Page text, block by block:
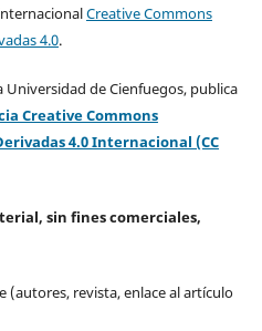
Creative Commons
4.0.
de Cienfuegos, publica
Creative Commons
4.0 Internacional (CC
sin fines comerciales,
(autores, revista, enlace al artículo